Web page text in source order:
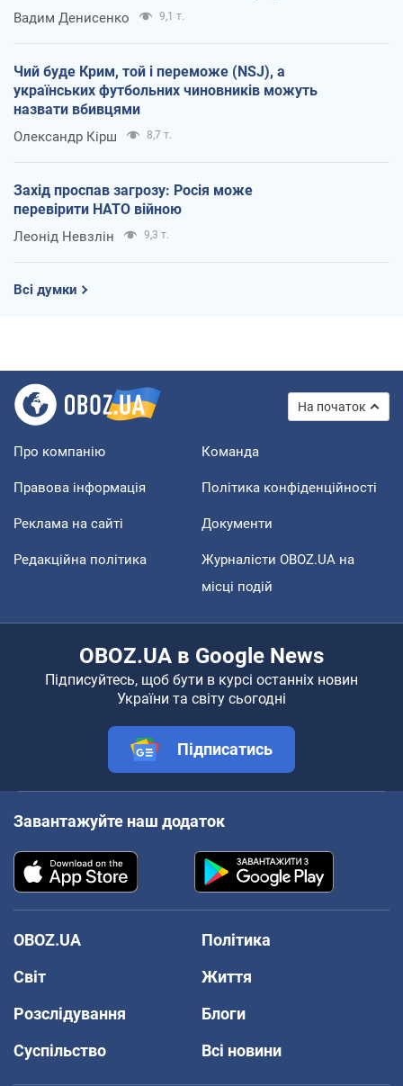
Вадим Денисенко 9,1 т.
Чий буде Крим, той і переможе (NSJ), а
українських футбольних чиновників можуть
назвати вбивцями
Олександр Кірш 8,7 т.
Захід проспав загрозу: Росія може
перевірити НАТО війною
Леонід Невзлін 9,3 т.
Всі думки
На початок
Про компанію Команда
Правова інформація Політика конфіденційності
Реклама на сайті Документи
Редакційна політика
Журналісти OBOZ.UA на
місці подій
OBOZ.UA в Google News
Підписуйтесь, щоб бути в курсі останніх новин
України та світу сьогодні
Підписатись
Завантажуйте наш додаток
OBOZ.UA
Політика
Світ
Життя
Розслідування
Блоги
Суспільство
Всі новини